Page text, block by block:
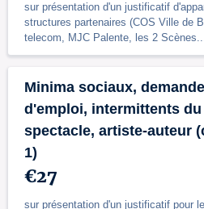
sur présentation d'un justificatif
structures partenaires (COS Ville de
telecom, MJC Palente, les 2
Minima sociaux,
d'emploi, intermittents du
spectacle, artiste-auteur
1)
€27
sur présentation d'un justificatif pour